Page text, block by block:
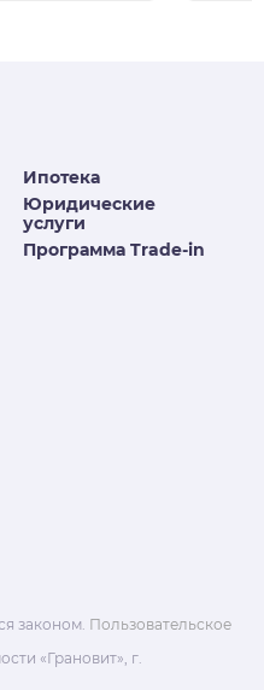
Ипотека
Юридические
услуги
Программа Trade-in
законом. Пользовательское
«Грановит», г.